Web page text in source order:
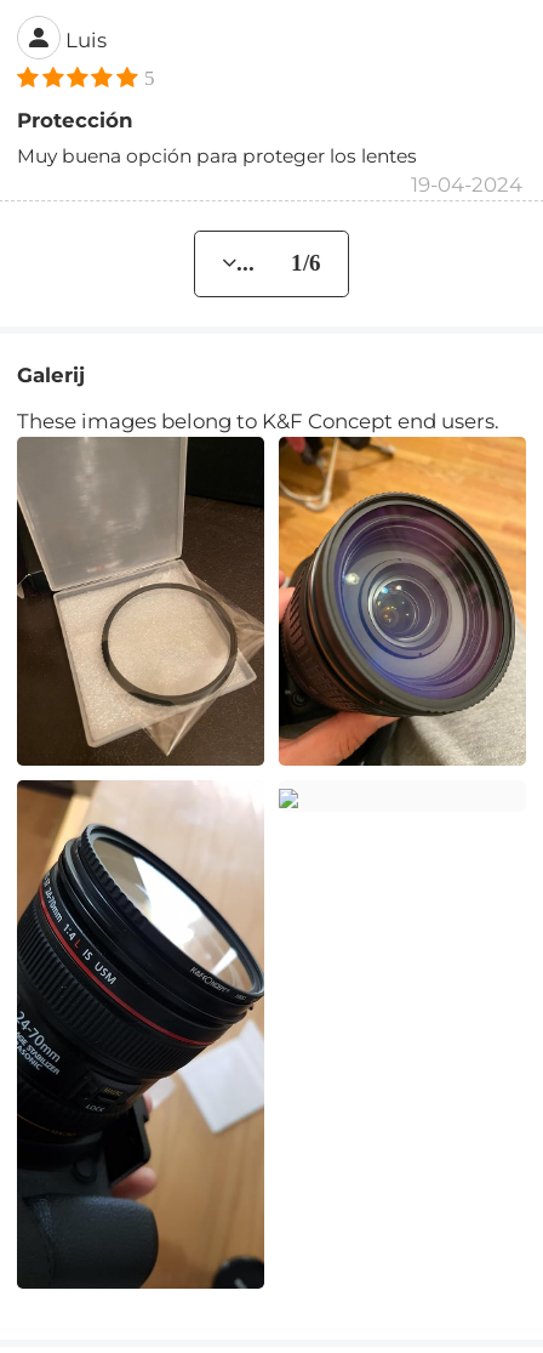
Luis
5
Protección
Muy buena opción para proteger los lentes
19-04-2024
... 1/6
Galerij
These images belong to K&F Concept end users.